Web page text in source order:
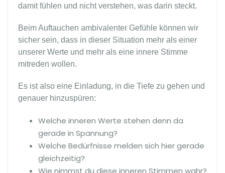
damit fühlen und nicht verstehen, was darin steckt.
Beim Auftauchen ambivalenter Gefühle können wir
sicher sein, dass in dieser Situation mehr als einer
unserer Werte und mehr als eine innere Stimme
mitreden wollen.
Es ist also eine Einladung, in die Tiefe zu gehen und
genauer hinzuspüren:
Welche inneren Werte stehen denn da
gerade in Spannung?
Welche Bedürfnisse melden sich hier gerade
gleichzeitig?
Wie nimmst du diese inneren Stimmen wahr?